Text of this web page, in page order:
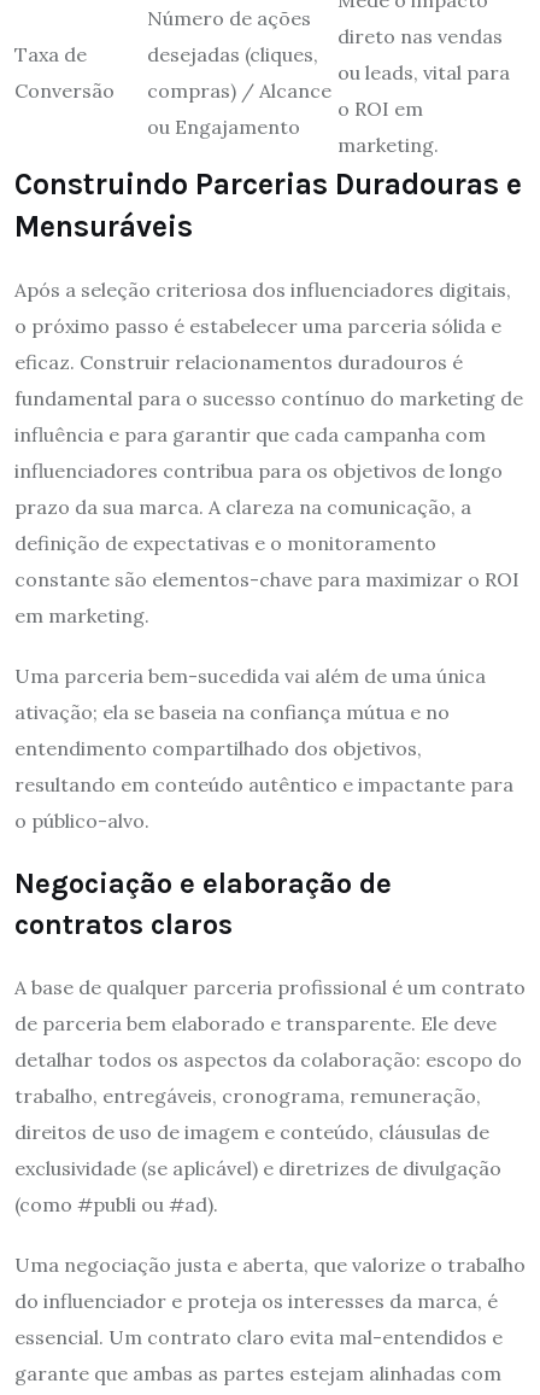
Taxa de
Conversão
Número de ações
desejadas (cliques,
compras) / Alcance
ou Engajamento
direto nas vendas
ou leads, vital para
o ROI em
marketing.
Construindo Parcerias Duradouras e
Mensuráveis
Após a seleção criteriosa dos influenciadores digitais,
o próximo passo é estabelecer uma parceria sólida e
eficaz. Construir relacionamentos duradouros é
fundamental para o sucesso contínuo do marketing de
influência e para garantir que cada campanha com
influenciadores contribua para os objetivos de longo
prazo da sua marca. A clareza na comunicação, a
definição de expectativas e o monitoramento
constante são elementos-chave para maximizar o ROI
em marketing.
Uma parceria bem-sucedida vai além de uma única
ativação; ela se baseia na confiança mútua e no
entendimento compartilhado dos objetivos,
resultando em conteúdo autêntico e impactante para
o público-alvo.
Negociação e elaboração de
contratos claros
A base de qualquer parceria profissional é um contrato
de parceria bem elaborado e transparente. Ele deve
detalhar todos os aspectos da colaboração: escopo do
trabalho, entregáveis, cronograma, remuneração,
direitos de uso de imagem e conteúdo, cláusulas de
exclusividade (se aplicável) e diretrizes de divulgação
(como #publi ou #ad).
Uma negociação justa e aberta, que valorize o trabalho
do influenciador e proteja os interesses da marca, é
essencial. Um contrato claro evita mal-entendidos e
garante que ambas as partes estejam alinhadas com